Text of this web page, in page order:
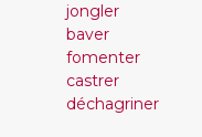
jongler
baver
fomenter
castrer
déchagriner